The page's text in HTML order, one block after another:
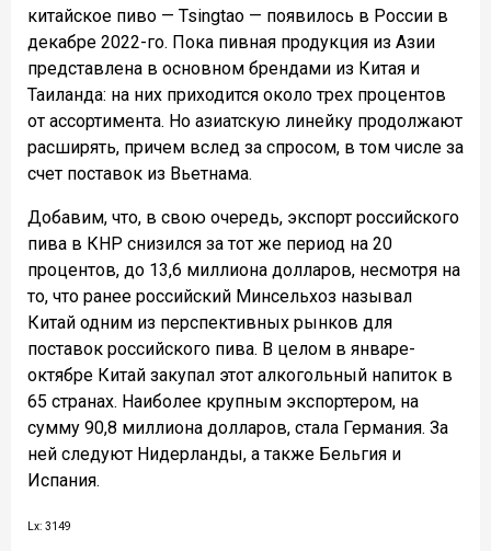
китайское пиво — Tsingtao — появилось в России в
декабре 2022-го. Пока пивная продукция из Азии
представлена в основном брендами из Китая и
Таиланда: на них приходится около трех процентов
от ассортимента. Но азиатскую линейку продолжают
расширять, причем вслед за спросом, в том числе за
счет поставок из Вьетнама.
Добавим, что, в свою очередь, экспорт российского
пива в КНР снизился за тот же период на 20
процентов, до 13,6 миллиона долларов, несмотря на
то, что ранее российский Минсельхоз называл
Китай одним из перспективных рынков для
поставок российского пива. В целом в январе-
октябре Китай закупал этот алкогольный напиток в
65 странах. Наиболее крупным экспортером, на
сумму 90,8 миллиона долларов, стала Германия. За
ней следуют Нидерланды, а также Бельгия и
Испания.
Lx: 3149